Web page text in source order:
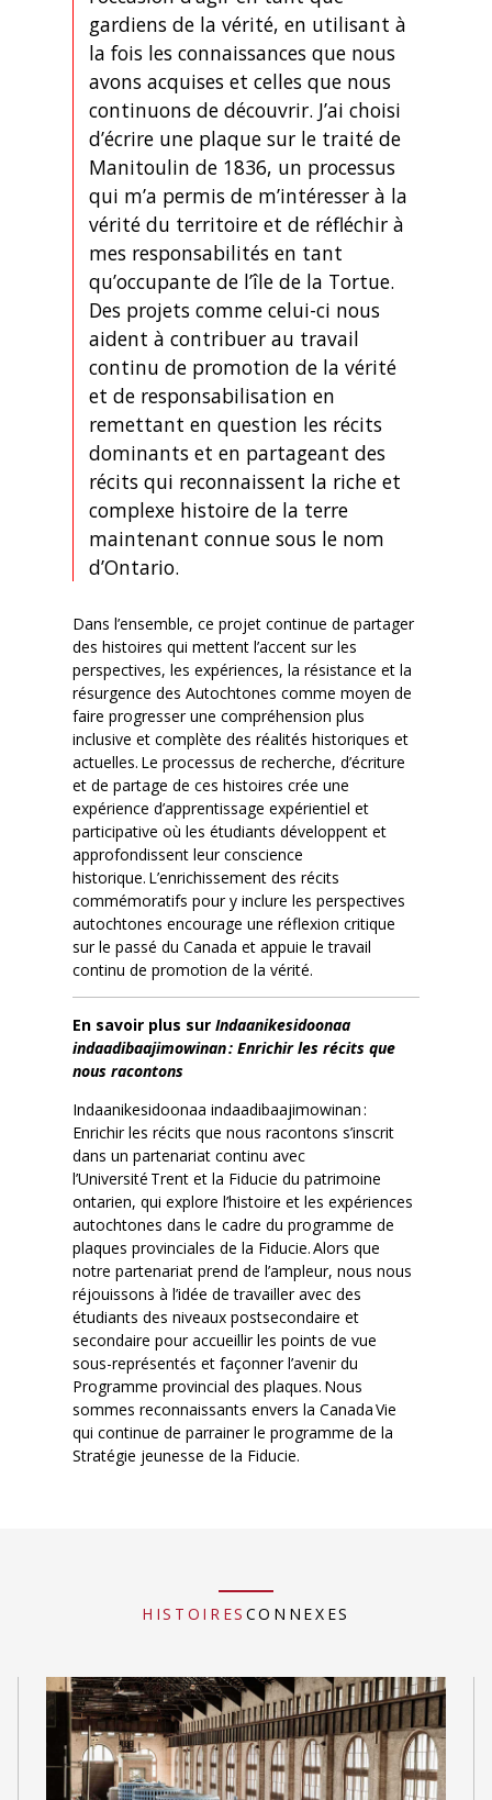
gardiens de la vérité, en utilisant à
la fois les connaissances que nous
avons acquises et celles que nous
continuons de découvrir. J’ai choisi
d’écrire une plaque sur le traité de
Manitoulin de 1836, un processus
qui m’a permis de m’intéresser à la
vérité du territoire et de réfléchir à
mes responsabilités en tant
qu’occupante de l’île de la Tortue.
Des projets comme celui-ci nous
aident à contribuer au travail
continu de promotion de la vérité
et de responsabilisation en
remettant en question les récits
dominants et en partageant des
récits qui reconnaissent la riche et
complexe histoire de la terre
maintenant connue sous le nom
d’Ontario.
Dans l’ensemble, ce projet continue de partager
des histoires qui mettent l’accent sur les
perspectives, les expériences, la résistance et la
résurgence des Autochtones comme moyen de
faire progresser une compréhension plus
inclusive et complète des réalités historiques et
actuelles. Le processus de recherche, d’écriture
et de partage de ces histoires crée une
expérience d’apprentissage expérientiel et
participative où les étudiants développent et
approfondissent leur conscience
historique. L’enrichissement des récits
commémoratifs pour y inclure les perspectives
autochtones encourage une réflexion critique
sur le passé du Canada et appuie le travail
continu de promotion de la vérité.
En savoir plus surIndaanikesidoonaa
indaadibaajimowinan : Enrichir les récits que
nous racontons
Indaanikesidoonaa indaadibaajimowinan :
Enrichir les récits que nous racontons s’inscrit
dans un partenariat continu avec
l’Université Trent et la Fiducie du patrimoine
ontarien, qui explore l’histoire et les expériences
autochtones dans le cadre du programme de
plaques provinciales de la Fiducie. Alors que
notre partenariat prend de l’ampleur, nous nous
réjouissons à l’idée de travailler avec des
étudiants des niveaux postsecondaire et
secondaire pour accueillir les points de vue
sous-représentés et façonner l’avenir du
Programme provincial des plaques. Nous
sommes reconnaissants envers la Canada Vie
qui continue de parrainer le programme de la
Stratégie jeunesse de la Fiducie.
HISTOIRES CONNEXES